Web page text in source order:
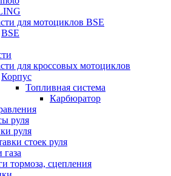
для мотоциклов BSE
BSE
для кроссовых мотоциклов
Корпус
Топливная система
Карбюратор
руля
руля
стоек руля
газа
тормоза, сцепления